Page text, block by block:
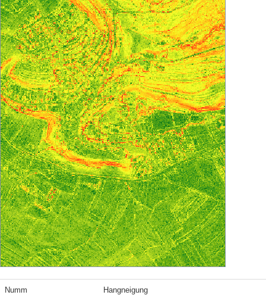
Numm Hangneigung